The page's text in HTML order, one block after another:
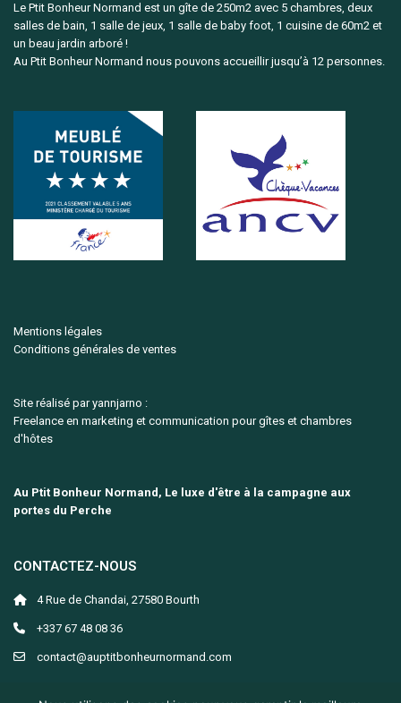
Le Ptit Bonheur Normand est un gîte de 250m2 avec 5 chambres, deux
salles de bain, 1 salle de jeux, 1 salle de baby foot, 1 cuisine de 60m2 et
un beau jardin arboré !
Au Ptit Bonheur Normand nous pouvons accueillir jusqu’à 12 personnes.
Mentions légales
Conditions générales de ventes
Site réalisé par yannjarno :
Freelance en marketing et communication pour gîtes et chambres
d'hôtes
Au Ptit Bonheur Normand, Le luxe d'être à la campagne aux
portes du Perche
CONTACTEZ-NOUS
4 Rue de Chandai, 27580 Bourth
+337 67 48 08 36
contact@auptitbonheurnormand.com